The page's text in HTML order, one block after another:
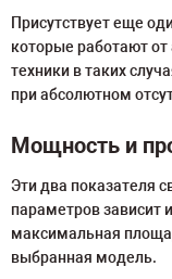
Присутствует еще
которые работают
техники в таких
при абсолютном
Мощность и
Эти два показателя
параметров зависит
максимальная
выбранная модель.